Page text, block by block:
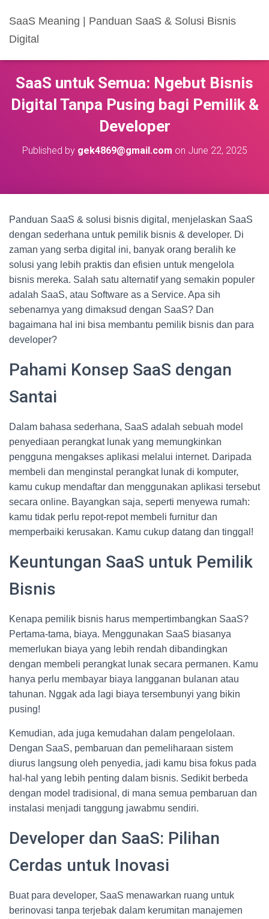
SaaS Meaning | Panduan SaaS & Solusi Bisnis
Digital
SaaS untuk Semua: Ngebut Bisnis
Digital Tanpa Pusing bagi Pemilik &
Developer
Published by gek4869@gmail.com on June 22, 2025
Panduan SaaS & solusi bisnis digital, menjelaskan SaaS
dengan sederhana untuk pemilik bisnis & developer. Di
zaman yang serba digital ini, banyak orang beralih ke
solusi yang lebih praktis dan efisien untuk mengelola
bisnis mereka. Salah satu alternatif yang semakin populer
adalah SaaS, atau Software as a Service. Apa sih
sebenarnya yang dimaksud dengan SaaS? Dan
bagaimana hal ini bisa membantu pemilik bisnis dan para
developer?
Pahami Konsep SaaS dengan
Santai
Dalam bahasa sederhana, SaaS adalah sebuah model
penyediaan perangkat lunak yang memungkinkan
pengguna mengakses aplikasi melalui internet. Daripada
membeli dan menginstal perangkat lunak di komputer,
kamu cukup mendaftar dan menggunakan aplikasi tersebut
secara online. Bayangkan saja, seperti menyewa rumah:
kamu tidak perlu repot-repot membeli furnitur dan
memperbaiki kerusakan. Kamu cukup datang dan tinggal!
Keuntungan SaaS untuk Pemilik
Bisnis
Kenapa pemilik bisnis harus mempertimbangkan SaaS?
Pertama-tama, biaya. Menggunakan SaaS biasanya
memerlukan biaya yang lebih rendah dibandingkan
dengan membeli perangkat lunak secara permanen. Kamu
hanya perlu membayar biaya langganan bulanan atau
tahunan. Nggak ada lagi biaya tersembunyi yang bikin
pusing!
Kemudian, ada juga kemudahan dalam pengelolaan.
Dengan SaaS, pembaruan dan pemeliharaan sistem
diurus langsung oleh penyedia, jadi kamu bisa fokus pada
hal-hal yang lebih penting dalam bisnis. Sedikit berbeda
dengan model tradisional, di mana semua pembaruan dan
instalasi menjadi tanggung jawabmu sendiri.
Developer dan SaaS: Pilihan
Cerdas untuk Inovasi
Buat para developer, SaaS menawarkan ruang untuk
berinovasi tanpa terjebak dalam kerumitan manajemen